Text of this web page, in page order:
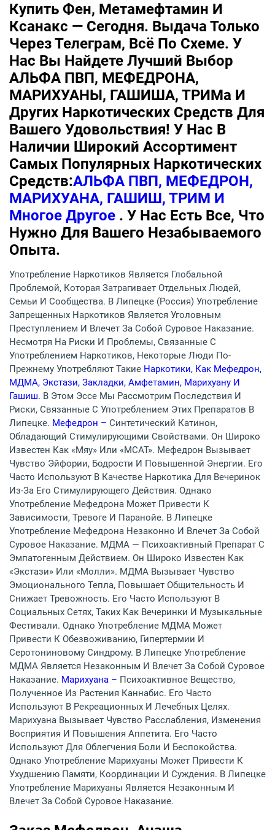
Купить Фен, Метамефтамин И
Ксанакс — Сегодня. Выдача Только
Через Телеграм, Всё По Схеме. У
Нас Вы Найдете Лучший Выбор
АЛЬФА ПВП, МЕФЕДРОНА,
МАРИХУАНЫ, ГАШИША, ТРИМа И
Других Наркотических Средств Для
Вашего Удовольствия! У Нас В
Наличии Широкий Ассортимент
Самых Популярных Наркотических
Средств:АЛЬФА ПВП, МЕФЕДРОН,
МАРИХУАНА, ГАШИШ, ТРИМ И
Многое Другое . У Нас Есть Все, Что
Нужно Для Вашего Незабываемого
Опыта.
Употребление Наркотиков Является Глобальной
Проблемой, Которая Затрагивает Отдельных Людей,
Семьи И Сообщества. В Липецке (Россия) Употребление
Запрещенных Наркотиков Является Уголовным
Преступлением И Влечет За Собой Суровое Наказание.
Несмотря На Риски И Проблемы, Связанные С
Употреблением Наркотиков, Некоторые Люди По-
Прежнему Употребляют Такие Наркотики, Как Мефедрон,
МДМА, Экстази, Закладки, Амфетамин, Марихуану И
Гашиш. В Этом Эссе Мы Рассмотрим Последствия И
Риски, Связанные С Употреблением Этих Препаратов В
Липецке. Мефедрон – Синтетический Катинон,
Обладающий Стимулирующими Свойствами. Он Широко
Известен Как «мяу» Или «MCAT». Мефедрон Вызывает
Чувство Эйфории, Бодрости И Повышенной Энергии. Его
Часто Используют В Качестве Наркотика Для Вечеринок
Из-За Его Стимулирующего Действия. Однако
Употребление Мефедрона Может Привести К
Зависимости, Тревоге И Паранойе. В Липецке
Употребление Мефедрона Незаконно И Влечет За Собой
Суровое Наказание. МДМА — Психоактивный Препарат С
Эмпатогенным Действием. Он Широко Известен Как
«экстази» Или «молли». МДМА Вызывает Чувство
Эмоционального Тепла, Повышает Общительность И
Снижает Тревожность. Его Часто Используют В
Социальных Сетях, Таких Как Вечеринки И Музыкальные
Фестивали. Однако Употребление МДМА Может
Привести К Обезвоживанию, Гипертермии И
Серотониновому Синдрому. В Липецке Употребление
МДМА Является Незаконным И Влечет За Собой Суровое
Наказание. Марихуана – Психоактивное Вещество,
Полученное Из Растения Каннабис. Его Часто
Используют В Рекреационных И Лечебных Целях.
Марихуана Вызывает Чувство Расслабления, Изменения
Восприятия И Повышения Аппетита. Его Часто
Используют Для Облегчения Боли И Беспокойства.
Однако Употребление Марихуаны Может Привести К
Ухудшению Памяти, Координации И Суждения. В Липецке
Употребление Марихуаны Является Незаконным И
Влечет За Собой Суровое Наказание.